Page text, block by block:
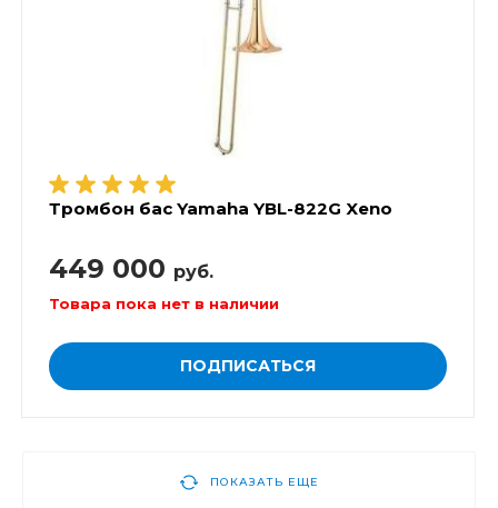
Тромбон бас Yamaha YBL-822G Xeno
449 000 руб.
Товара пока нет в наличии
ПОДПИСАТЬСЯ
ПОКАЗАТЬ ЕЩЕ